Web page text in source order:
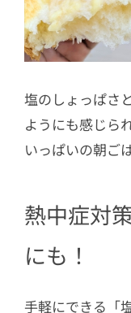
塩のしょっぱさ
ようにも感じら
いっぱいの朝ご
熱中症対
にも！
手軽にできる「